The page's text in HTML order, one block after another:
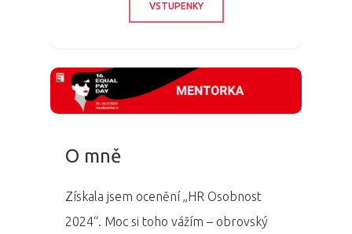
VSTUPENKY
O mně
Získala jsem ocenění „HR Osobnost
2024“. Moc si toho vážím – obrovský